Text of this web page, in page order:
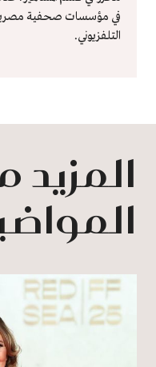
في مؤسسات صحفية مصرية
التلفزيوني.
المزيد